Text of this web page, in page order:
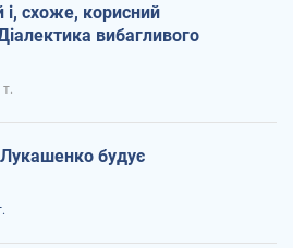
і, схоже, корисний
вибагливого
Лукашенко будує